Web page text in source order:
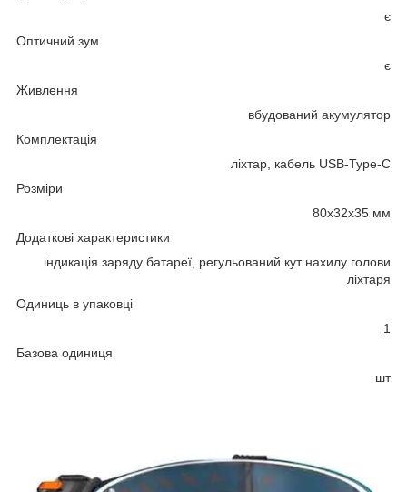
є
Оптичний зум
є
Живлення
вбудований акумулятор
Комплектація
ліхтар, кабель USB-Type-C
Розміри
80х32х35 мм
Додаткові характеристики
індикація заряду батареї, регульований кут нахилу голови
ліхтаря
Одиниць в упаковці
1
Базова одиниця
шт